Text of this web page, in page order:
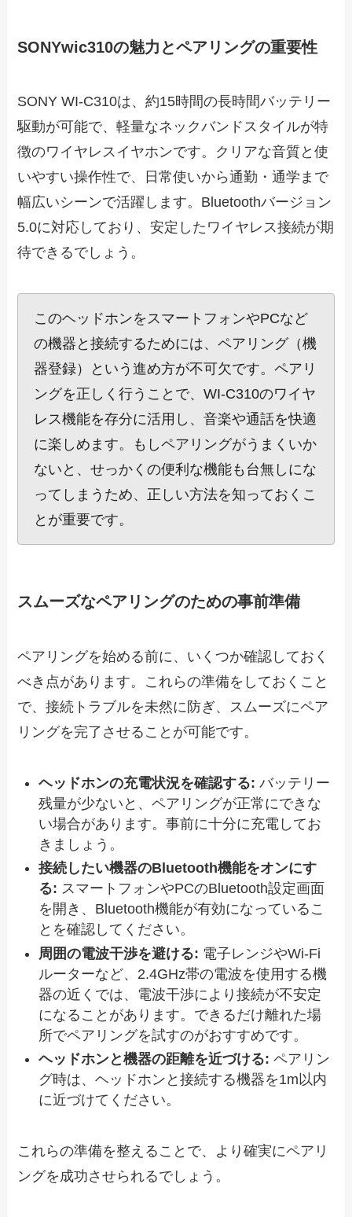
SONYwic310の魅力とペアリングの重要性
SONY WI-C310は、約15時間の長時間バッテリー
駆動が可能で、軽量なネックバンドスタイルが特
徴のワイヤレスイヤホンです。クリアな音質と使
いやすい操作性で、日常使いから通勤・通学まで
幅広いシーンで活躍します。Bluetoothバージョン
5.0に対応しており、安定したワイヤレス接続が期
待できるでしょう。
このヘッドホンをスマートフォンやPCなど
の機器と接続するためには、ペアリング（機
器登録）という進め方が不可欠です。ペアリ
ングを正しく行うことで、WI-C310のワイヤ
レス機能を存分に活用し、音楽や通話を快適
に楽しめます。もしペアリングがうまくいか
ないと、せっかくの便利な機能も台無しにな
ってしまうため、正しい方法を知っておくこ
とが重要です。
スムーズなペアリングのための事前準備
ペアリングを始める前に、いくつか確認しておく
べき点があります。これらの準備をしておくこと
で、接続トラブルを未然に防ぎ、スムーズにペア
リングを完了させることが可能です。
ヘッドホンの充電状況を確認する: バッテリー
残量が少ないと、ペアリングが正常にできな
い場合があります。事前に十分に充電してお
きましょう。
接続したい機器のBluetooth機能をオンにす
る: スマートフォンやPCのBluetooth設定画面
を開き、Bluetooth機能が有効になっているこ
とを確認してください。
周囲の電波干渉を避ける: 電子レンジやWi-Fi
ルーターなど、2.4GHz帯の電波を使用する機
器の近くでは、電波干渉により接続が不安定
になることがあります。できるだけ離れた場
所でペアリングを試すのがおすすめです。
ヘッドホンと機器の距離を近づける: ペアリン
グ時は、ヘッドホンと接続する機器を1m以内
に近づけてください。
これらの準備を整えることで、より確実にペアリ
ングを成功させられるでしょう。